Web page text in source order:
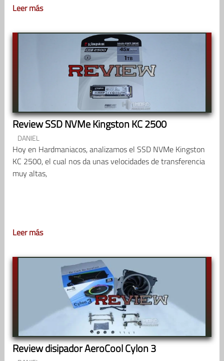
Leer más
Review SSD NVMe Kingston KC 2500
DANIEL
Hoy en Hardmaniacos, analizamos el SSD NVMe Kingston
KC 2500, el cual nos da unas velocidades de transferencia
muy altas,
Leer más
Review disipador AeroCool Cylon 3